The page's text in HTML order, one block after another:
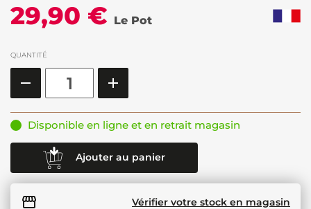
29,90 € Le Pot
QUANTITÉ
Disponible en ligne et en retrait magasin
Ajouter au panier
Vérifier votre stock en magasin